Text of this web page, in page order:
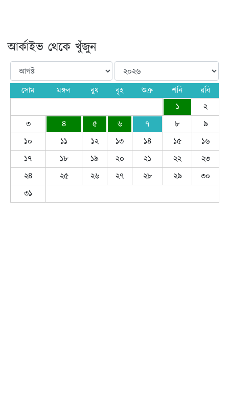
আর্কাইভ থেকে খুঁজুন
সোম মঙ্গল বুধ বৃহ শুক্র শনি
রবি
১
২
৩
৪ ৫ ৬ ৭ ৮
৯
১০
১১ ১২ ১৩ ১৪ ১৫
১৬
১৭
১৮ ১৯ ২০ ২১ ২২
২৩
২৪
২৫ ২৬ ২৭ ২৮ ২৯
৩০
৩১